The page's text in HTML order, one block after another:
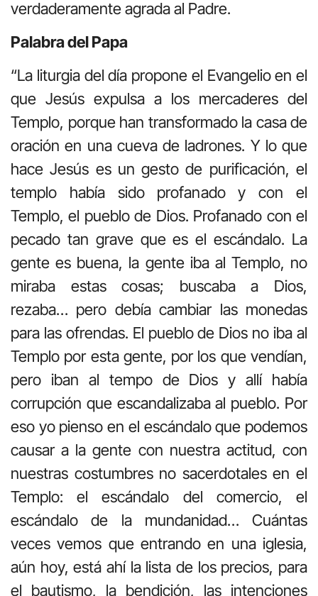
verdaderamente agrada al Padre.
Palabra del Papa
“La liturgia del día propone el Evangelio en el
que Jesús expulsa a los mercaderes del
Templo, porque han transformado la casa de
oración en una cueva de ladrones. Y lo que
hace Jesús es un gesto de purificación, el
templo había sido profanado y con el
Templo, el pueblo de Dios. Profanado con el
pecado tan grave que es el escándalo. La
gente es buena, la gente iba al Templo, no
miraba estas cosas; buscaba a Dios,
rezaba… pero debía cambiar las monedas
para las ofrendas. El pueblo de Dios no iba al
Templo por esta gente, por los que vendían,
pero iban al tempo de Dios y allí había
corrupción que escandalizaba al pueblo. Por
eso yo pienso en el escándalo que podemos
causar a la gente con nuestra actitud, con
nuestras costumbres no sacerdotales en el
Templo: el escándalo del comercio, el
escándalo de la mundanidad… Cuántas
veces vemos que entrando en una iglesia,
aún hoy, está ahí la lista de los precios, para
el bautismo, la bendición, las intenciones